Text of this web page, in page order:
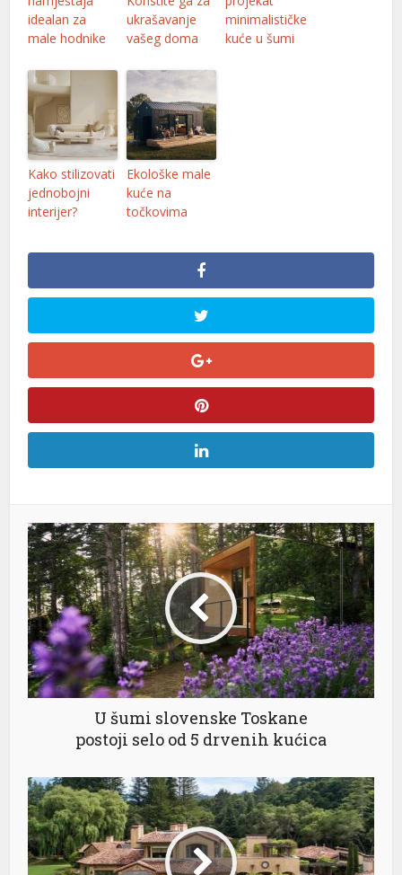
idealan za
male hodnike
ukrašavanje
vašeg doma
minimalističke
kuće u šumi
Kako stilizovati
jednobojni
interijer?
Ekološke male
kuće na
točkovima
U šumi slovenske Toskane
postoji selo od 5 drvenih kućica